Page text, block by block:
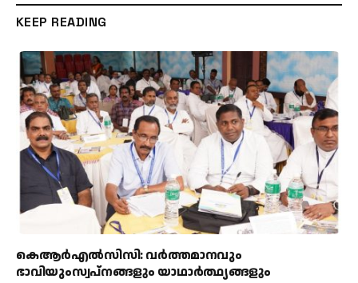
KEEP READING
കെആര്‍എല്‍സിസി: വര്‍ത്തമാനവും
ഭാവിയുംസ്വപ്നങ്ങളും യാഥാര്‍ത്ഥ്യങ്ങളും